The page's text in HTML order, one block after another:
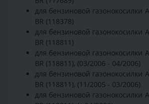
для бензиновой газонокосилки
BR (118378)
для бензиновой газонокосилки
BR (118811)
для бензиновой газонокосилки
BR (118811), (03/2006 - 04/2006)
для бензиновой газонокосилки
BR (118811), (11/2005 - 03/2006)
для бензиновой газонокосилки